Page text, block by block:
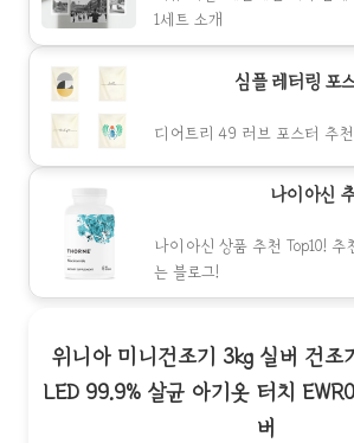
1세트 소개
심플 레터링 포
디어트리 49 러브 포스터 추천
나이아신
나이아신 상품 추천 Top10!
는 블로그!
위니아 미니건조기 3kg 실버 건조
LED 99.9% 살균 아기옷 터치
버